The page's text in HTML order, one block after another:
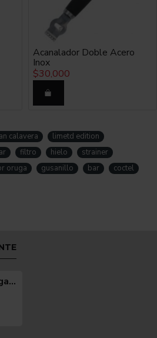
preparada en un vaso o copa
debe encajar el colador oruga en la
sólidos y hará que la
copa en perfecto estado líquido.
Acanalador Doble Acero
Inox
$30,000
calavera
limetd edition
filtro hielo
strainer
oruga gusanillo bar coctel
Colador Oruga Limited San Calavera